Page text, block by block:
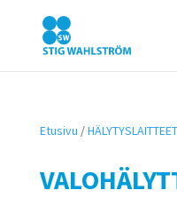
Etusivu /HÄLYTYSLAITTEET